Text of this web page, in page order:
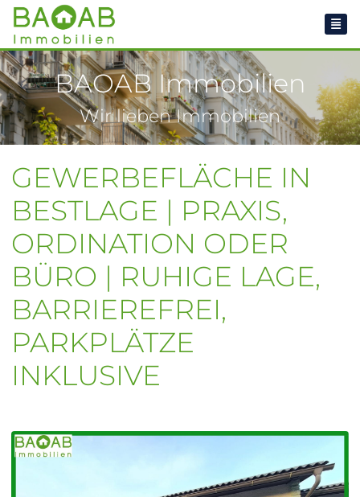
BAOAB Immobilien
Wir lieben Immobilien
GEWERBEFLÄCHE IN
BESTLAGE | PRAXIS,
ORDINATION ODER
BÜRO | RUHIGE LAGE,
BARRIEREFREI,
PARKPLÄTZE
INKLUSIVE